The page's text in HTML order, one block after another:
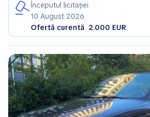
Începutul licitației
10 August 2026
Ofertă curentă 2.000 EUR